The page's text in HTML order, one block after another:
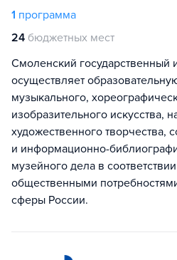
1 программа
24 бюджетных мест
Cмоленский государственный
осуществляет
музыкального,
изобразительного искусства,
художественного творчества,
и информационно-
музейного дела в
общественными
сферы России.